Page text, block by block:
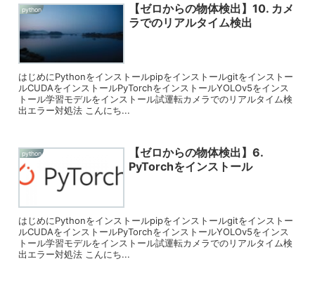
python
【ゼロからの物体検出】10. カメ
ラでのリアルタイム検出
はじめにPythonをインストールpipをインストールgitをインストー
ルCUDAをインストールPyTorchをインストールYOLOv5をインス
トール学習モデルをインストール試運転カメラでのリアルタイム検
出エラー対処法 こんにち...
python
【ゼロからの物体検出】6.
PyTorchをインストール
はじめにPythonをインストールpipをインストールgitをインストー
ルCUDAをインストールPyTorchをインストールYOLOv5をインス
トール学習モデルをインストール試運転カメラでのリアルタイム検
出エラー対処法 こんにち...